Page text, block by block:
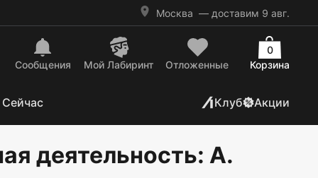
Москва — доставим 9 авг.
Сообщения Mой Лабиринт Отложенные Корзина
0
Клуб Акции
деятельность: А.